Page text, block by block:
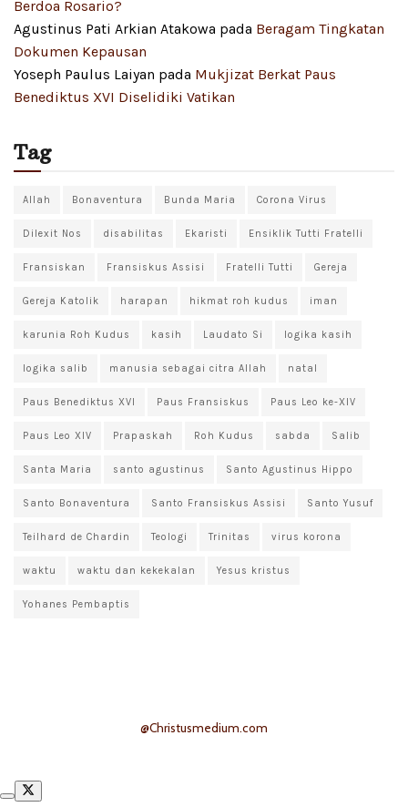
Berdoa Rosario?
Agustinus Pati Arkian Atakowa pada Beragam Tingkatan
Dokumen Kepausan
Yoseph Paulus Laiyan pada Mukjizat Berkat Paus
Benediktus XVI Diselidiki Vatikan
Tag
Allah Bonaventura Bunda Maria Corona Virus
Dilexit Nos disabilitas Ekaristi Ensiklik Tutti Fratelli
Fransiskan Fransiskus Assisi Fratelli Tutti Gereja
Gereja Katolik harapan hikmat roh kudus iman
karunia Roh Kudus kasih Laudato Si logika kasih
logika salib manusia sebagai citra Allah natal
Paus Benediktus XVI Paus Fransiskus Paus Leo ke-XIV
Paus Leo XIV Prapaskah Roh Kudus sabda Salib
Santa Maria santo agustinus Santo Agustinus Hippo
Santo Bonaventura Santo Fransiskus Assisi Santo Yusuf
Teilhard de Chardin Teologi Trinitas virus korona
waktu waktu dan kekekalan Yesus kristus
Yohanes Pembaptis
@Christusmedium.com